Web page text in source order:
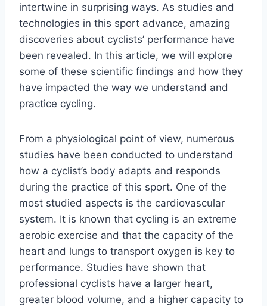
intertwine in surprising ways. As studies and
technologies in this sport advance, amazing
discoveries about cyclists’ performance have
been revealed. In this article, we will explore
some of these scientific findings and how they
have impacted the way we understand and
practice cycling.
From a physiological point of view, numerous
studies have been conducted to understand
how a cyclist’s body adapts and responds
during the practice of this sport. One of the
most studied aspects is the cardiovascular
system. It is known that cycling is an extreme
aerobic exercise and that the capacity of the
heart and lungs to transport oxygen is key to
performance. Studies have shown that
professional cyclists have a larger heart,
greater blood volume, and a higher capacity to